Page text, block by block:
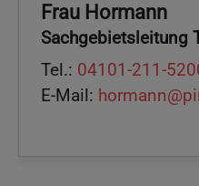
Frau Hormann
Sachgebietsleitung
Tel.: 04101-211-
E-Mail: